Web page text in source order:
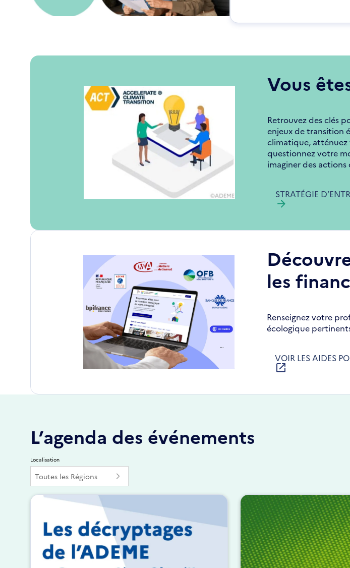
Vous
Retrouvez des clés
enjeux de transition
climatique, atténuez
questionnez votre
imaginer des actions
STRATÉGIE
les
Renseignez votre
écologique
VOIR LES AIDES
UNE
L’agenda des événements
Localisation
Toutes les Régions